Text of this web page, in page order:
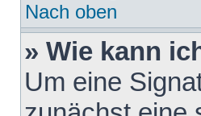
Nach oben
» Wie kann
Um eine